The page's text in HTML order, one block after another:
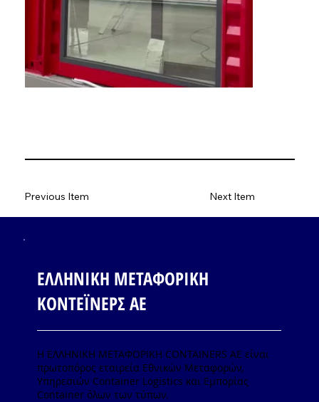
Previous Item Next Item
ΕΛΛΗΝΙΚΗ ΜΕΤΑΦΟΡΙΚΗ
ΚΟΝΤΕΪΝΕΡΣ ΑΕ
Η ΕΛΛΗΝΙΚΗ ΜΕΤΑΦΟΡΙΚΗ CONTAINERS ΑΕ είναι
πρωτοπόρος εταιρεία Εθνικών Μεταφορών,
Υπηρεσιών Container Logistics και Εμπορίας
Container όλων των τύπων.